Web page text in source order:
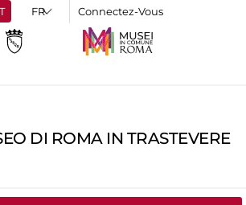
Connectez-Vous
DI ROMA IN TRASTEVERE